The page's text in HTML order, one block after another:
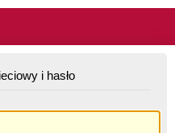
i hasło